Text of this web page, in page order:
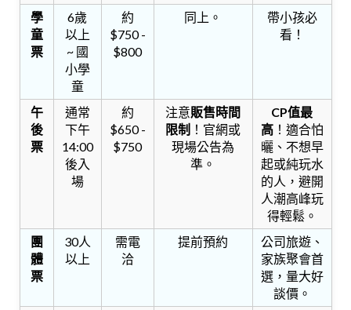
學
童
票
6歲
以上
~ 國
小學
童
約
$750 -
$800
同上。
帶小孩必
看！
午
後
票
通常
下午
14:00
後入
場
約
$650 -
$750
注意販售時間
限制 ！官網或
現場公告為
準。
CP值最
高！適合怕
曬、不想早
起或純玩水
的人，避開
人潮高峰玩
得輕鬆。
團
體
票
30人
以上
需電
洽
提前預約
公司旅遊、
家族聚會首
選，量大好
談價。